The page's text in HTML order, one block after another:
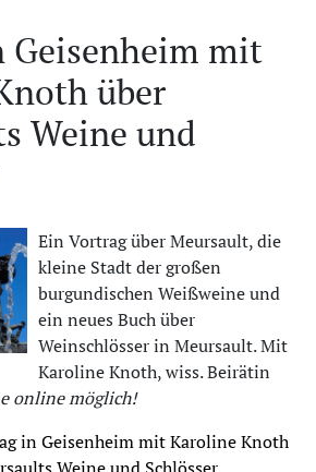
Geisenheim mit
über
Weine und
Ein Vortrag über Meursault, die
kleine Stadt der großen
burgundischen Weißweine und
ein neues Buch über
Weinschlösser in Meursault. Mit
Karoline Knoth, wiss. Beirätin
online möglich!
in Geisenheim mit Karoline Knoth